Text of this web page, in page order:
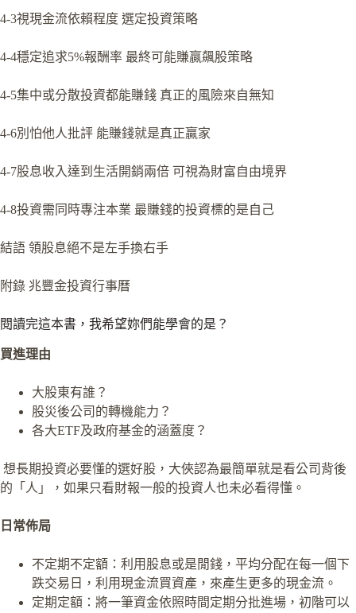
4-3視現金流依賴程度 選定投資策略
4-4穩定追求5%報酬率 最終可能賺贏飆股策略
4-5集中或分散投資都能賺錢 真正的風險來自無知
4-6別怕他人批評 能賺錢就是真正贏家
4-7股息收入達到生活開銷兩倍 可視為財富自由境界
4-8投資需同時專注本業 最賺錢的投資標的是自己
結語 領股息絕不是左手換右手
附錄 兆豐金投資行事曆
閱讀完這本書，我希望妳們能學會的是？
買進理由
大股東有誰？
股災後公司的轉機能力？
各大ETF及政府基金的涵蓋度？
想長期投資必要懂的選好股，大俠認為最簡單就是看公司背後
的「人」，如果只看財報一般的投資人也未必看得懂。
日常佈局
不定期不定額：利用股息或是閒錢，平均分配在每一個下
跌交易日，利用現金流買資產，來產生更多的現金流。
定期定額：將一筆資金依照時間定期分批進場，初階可以